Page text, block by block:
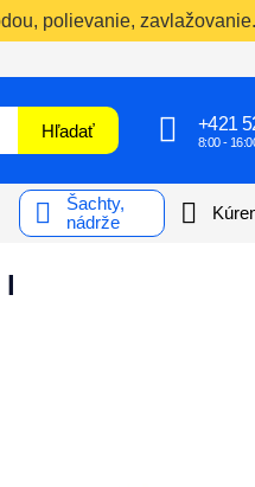
polievanie,
Hľadať +421
8:00 -
Šachty,
nádrže
l